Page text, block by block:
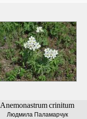
Anemonastrumcrinitum
Людмила Паламарчук